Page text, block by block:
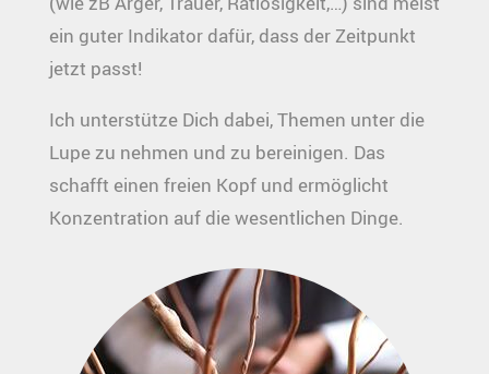
ein guter Indikator dafür, dass der Zeitpunkt
jetzt passt!
Ich unterstütze Dich dabei, Themen unter die
Lupe zu nehmen und zu bereinigen. Das
schafft einen freien Kopf und ermöglicht
Konzentration auf die wesentlichen Dinge.